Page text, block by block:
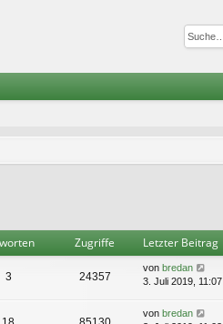
Zugriffe Letzter Beitrag
3 24357
von bredan
3. Juli 2019, 11:07
von bredan